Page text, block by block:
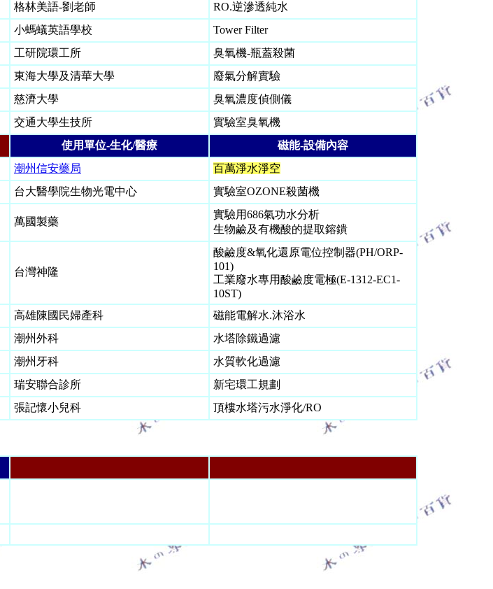
格林美語-劉老師
RO.逆滲透純水
小螞蟻英語學校
Tower Filter
工研院環工所
臭氧機-瓶蓋殺菌
東海大學及清華大學
廢氣分解實驗
慈濟大學
臭氧濃度偵側儀
交通大學生技所
實驗室臭氧機
使用單位-生化/醫療
磁能-設備內容
潮州信安藥局
百萬淨水淨空
台大醫學院生物光電中心 實驗室OZONE殺菌機
萬國製藥
實驗用686氣功水分析
生物鹼及有機酸的提取鎔鐀
台灣神隆
酸鹼度&氧化還原電位控制器(PH/ORP-
101)
工業廢水專用酸鹼度電極(E-1312-EC1-
10ST)
高雄陳國民婦產科
磁能電解水.沐浴水
潮州外科
水塔除鐵過濾
潮州牙科
水質軟化過濾
瑞安聯合診所
新宅環工規劃
張記懷小兒科
頂樓水塔污水淨化/RO